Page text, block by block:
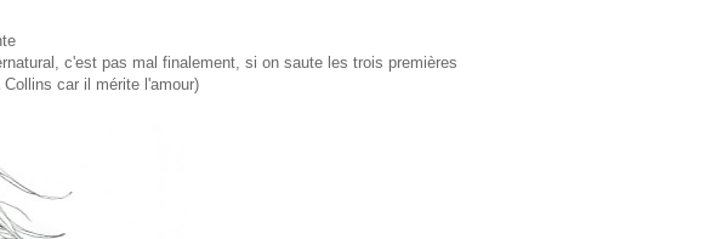
c'est pas mal finalement, si on saute les trois premières
car il mérite l'amour)